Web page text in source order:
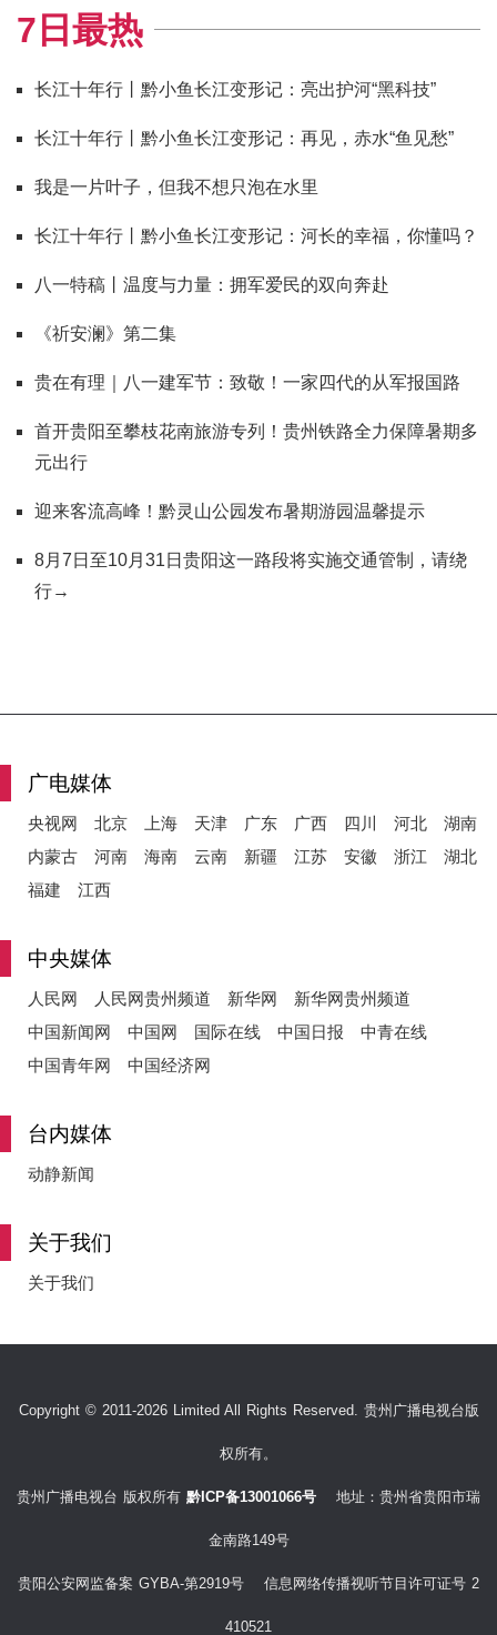
7日最热
长江十年行丨黔小鱼长江变形记：亮出护河“黑科技”
长江十年行丨黔小鱼长江变形记：再见，赤水“鱼见愁”
我是一片叶子，但我不想只泡在水里
长江十年行丨黔小鱼长江变形记：河长的幸福，你懂吗？
八一特稿丨温度与力量：拥军爱民的双向奔赴
《祈安澜》第二集
贵在有理｜八一建军节：致敬！一家四代的从军报国路
首开贵阳至攀枝花南旅游专列！贵州铁路全力保障暑期多
元出行
迎来客流高峰！黔灵山公园发布暑期游园温馨提示
8月7日至10月31日贵阳这一路段将实施交通管制，请绕
行→
广电媒体
央视网 北京 上海 天津 广东 广西 四川 河北
湖南
内蒙古
河南 海南 云南 新疆 江苏 安徽 浙江
湖北
福建
江西
中央媒体
人民网 人民网贵州频道 新华网
新华网贵州频道
中国新闻网
中国网 国际在线 中国日报
中青在线
中国青年网
中国经济网
台内媒体
动静新闻
关于我们
关于我们
Copyright © 2011-2026 Limited All Rights Reserved. 贵州广播电视台版
权所有。
贵州广播电视台 版权所有 黔ICP备13001066号 地址：贵州省贵阳市瑞
金南路149号
贵阳公安网监备案 GYBA-第2919号 信息网络传播视听节目许可证号 2
410521